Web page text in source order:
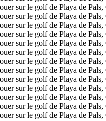
sur le golf de Playa de Pals,
sur le golf de Playa de Pals,
sur le golf de Playa de Pals,
sur le golf de Playa de Pals,
sur le golf de Playa de Pals,
sur le golf de Playa de Pals,
sur le golf de Playa de Pals,
sur le golf de Playa de Pals,
sur le golf de Playa de Pals,
sur le golf de Playa de Pals,
sur le golf de Playa de Pals,
sur le golf de Playa de Pals,
sur le golf de Playa de Pals,